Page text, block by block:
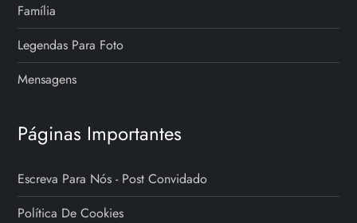
Família
Legendas Para Foto
Mensagens
Páginas Importantes
Escreva Para Nós - Post Convidado
Política De Cookies